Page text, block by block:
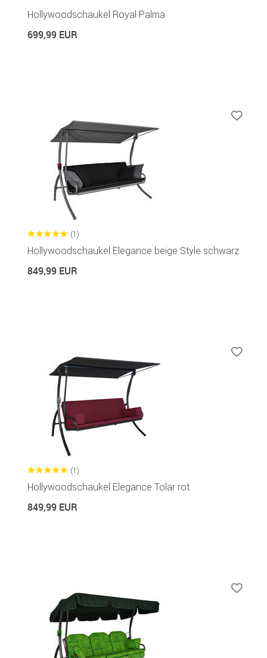
Hollywoodschaukel Royal Palma
699,99 EUR
(1)
Hollywoodschaukel Elegance beige Style schwarz
849,99 EUR
(1)
Hollywoodschaukel Elegance Tolar rot
849,99 EUR